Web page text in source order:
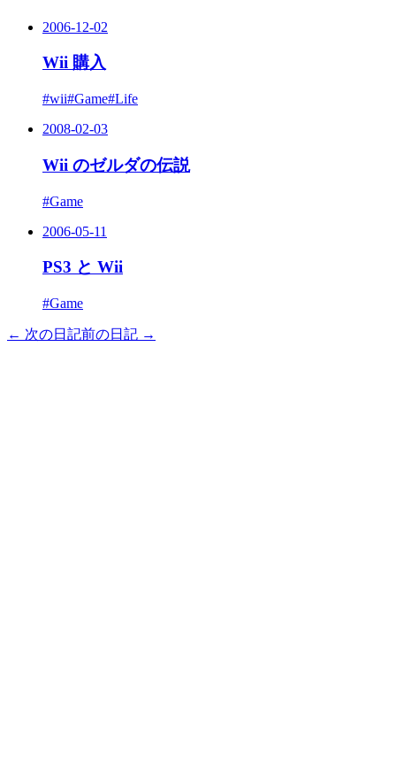
2006-12-02
Wii 購入
#wii#Game#Life
2008-02-03
Wii のゼルダの伝説
#Game
2006-05-11
PS3 と Wii
#Game
← 次の日記前の日記 →